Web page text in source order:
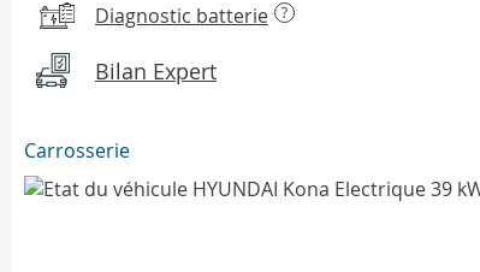
Diagnostic batterie ?
Bilan Expert
Carrosserie